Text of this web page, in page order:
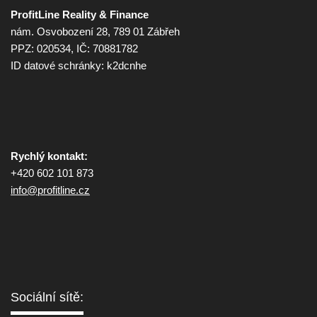
ProfitLine Reality & Finance
nám. Osvobození 28, 789 01 Zábřeh
PPZ: 020534, IČ: 70881782
ID datové schránky: k2dcnhe
Rychlý kontakt:
+420 602 101 873
info@profitline.cz
Sociální sítě: